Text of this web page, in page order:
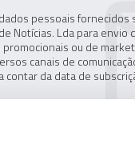
pessoais fornecidos
Notícias. Lda para envio
ou de
canais de
contar da data de